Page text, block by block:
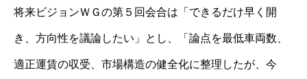
将来ビジョンＷＧの第５回会合は「できるだけ早く開
き、方向性を議論したい」とし、「論点を最低車両数、
適正運賃の収受、市場構造の健全化に整理したが、今